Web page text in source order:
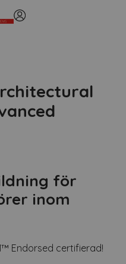
för
inom
Endorsed certifierad!